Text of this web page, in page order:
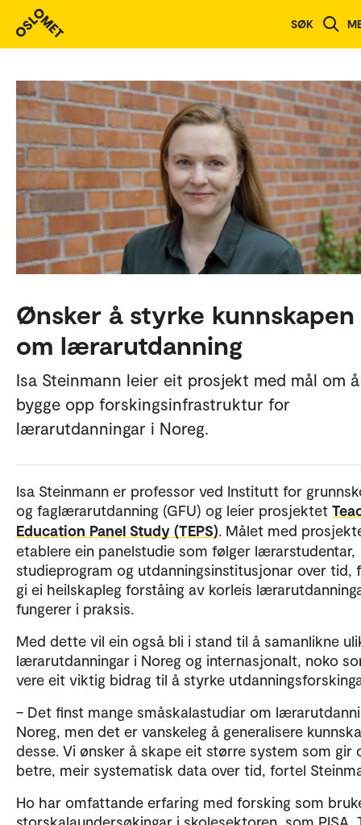
SØK
Ønsker å styrke kunnskapen
om lærarutdanning
Isa Steinmann leier eit prosjekt med mål om å
bygge opp forskingsinfrastruktur for
lærarutdanningar i Noreg.
Isa Steinmann er professor ved Institutt for
og faglærarutdanning (GFU) og leier prosjektet
Education Panel Study (TEPS). Målet med
etablere ein panelstudie som følger lærarstudentar,
studieprogram og utdanningsinstitusjonar over tid,
gi ei heilskapleg forståing av korleis
fungerer i praksis.
Med dette vil ein også bli i stand til å samanlikne
lærarutdanningar i Noreg og internasjonalt, noko
vere eit viktig bidrag til å styrke
– Det finst mange småskalastudiar om
Noreg, men det er vanskeleg å generalisere
desse. Vi ønsker å skape eit større system som gir
betre, meir systematisk data over tid, fortel
Ho har omfattande erfaring med forsking som